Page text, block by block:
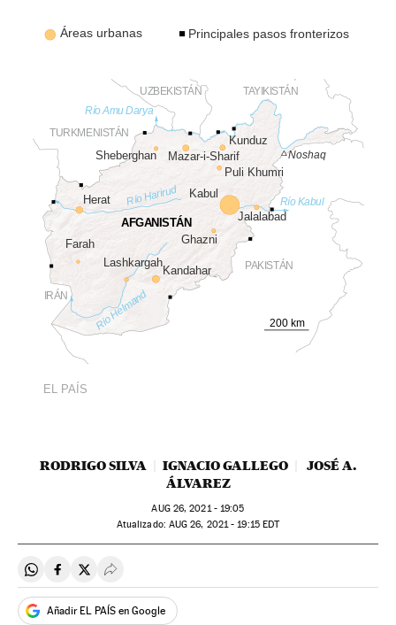
Áreas urbanas Principales pasos fronterizos
UZBEKISTÁN
TAYIKISTÁN
Río Amu Darya
TURKMENISTÁN
Kunduz
Noshaq
Sheberghan
Mazar-i-Sharif
Puli Khumri
Río Harirud Kabul
Herat Río Kabul
Jalalabad
AFGANISTÁN
Ghazni
Farah
Lashkargah
PAKISTÁN
Kandahar
Río Helmand
IRÁN
200 km
EL PAÍS
RODRIGO SILVA IGNACIO GALLEGO
JOSÉ A.
ÁLVAREZ
AUG26, 2021 - 19:05
atualizado: AUG 26, 2021 - 19:15EDT
Compartir en Whatsapp
Compartir en Facebook
Compartir en Twitter
Desplegar Redes Sociales
Añadir EL PAÍS en Google